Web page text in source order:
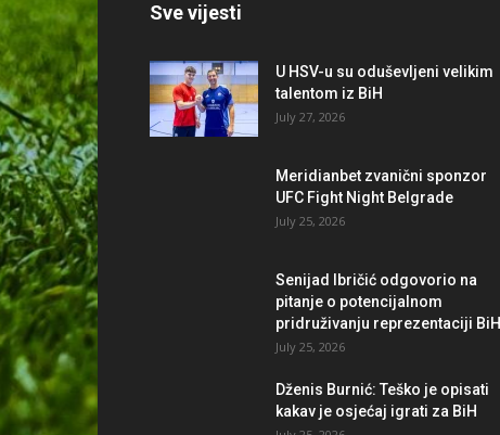
Sve vijesti
U HSV-u su oduševljeni velikim
talentom iz BiH
July 27, 2026
Meridianbet zvanični sponzor
UFC Fight Night Belgrade
July 25, 2026
Senijad Ibričić odgovorio na
pitanje o potencijalnom
pridruživanju reprezentaciji BiH
July 25, 2026
Dženis Burnić: Teško je opisati
kakav je osjećaj igrati za BiH